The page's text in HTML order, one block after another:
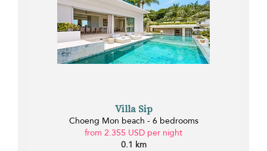
Villa Sip
Choeng Mon beach - 6 bedrooms
from 2.355 USD per night
0.1 km